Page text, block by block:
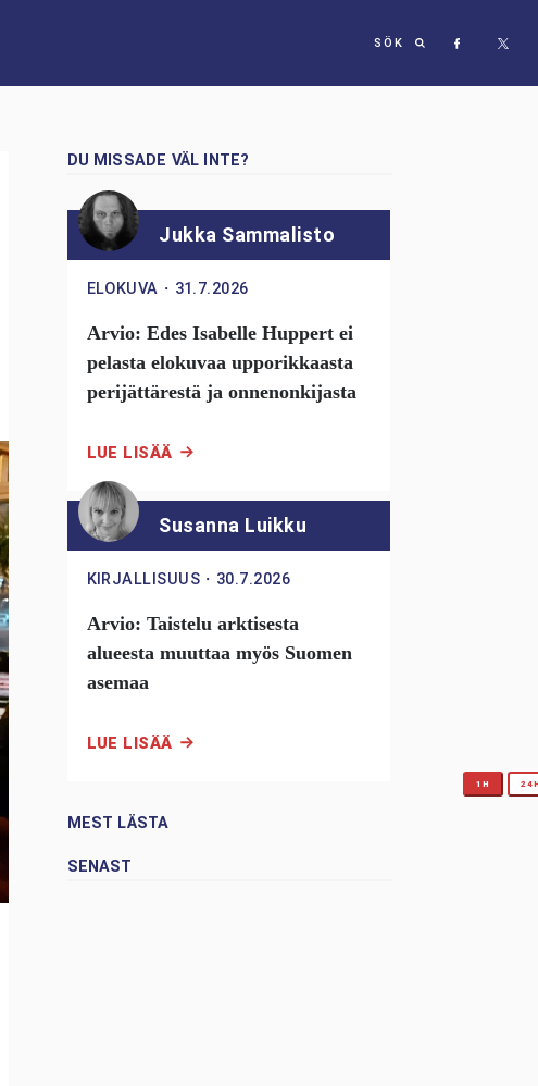
SÖK
DU MISSADE VÄL INTE?
Jukka Sammalisto
ELOKUVA ・ 31.7.2026
Arvio: Edes Isabelle Huppert ei
pelasta elokuvaa upporikkaasta
perijättärestä ja onnenonkijasta
LUE LISÄÄ
Susanna Luikku
KIRJALLISUUS ・ 30.7.2026
Arvio: Taistelu arktisesta
alueesta muuttaa myös Suomen
asemaa
LUE LISÄÄ
MEST LÄSTA
1H
SENAST